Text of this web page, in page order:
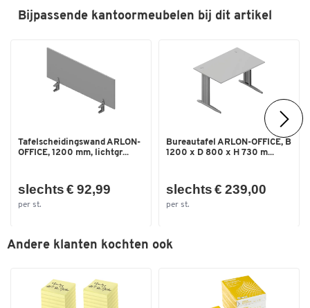
Afmetingen
Bijpassende kantoormeubelen bij dit artikel
Tafelscheidingswand ARLON-
OFFICE, 1200 mm, lichtgr...
slechts € 92,99
per st.
Bureautafel ARLON-OFFICE, B
1200 x D 800 x H 730 m...
slechts € 239,00
per st.
Andere klanten kochten ook